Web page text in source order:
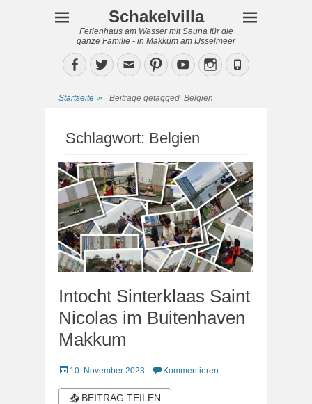
Schakelvilla
Ferienhaus am Wasser mit Sauna für die
ganze Familie - in Makkum am IJsselmeer
Facebook
TwitterEmailPinterestYouTubeInstagram
Phone
Startseite » Beiträge getagged Belgien
Schlagwort: Belgien
Intocht Sinterklaas Saint
Nicolas im Buitenhaven
Makkum
Veröffentlicht
10. November 2023 Kommentieren
📤 BEITRAG TEILEN